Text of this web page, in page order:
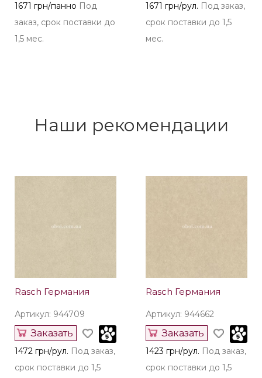
1671 грн/панно Под
заказ, срок поставки до
1,5 мес.
1671 грн/рул. Под заказ,
срок поставки до 1,5
мес.
Наши рекомендации
Rasch Германия
Артикул: 944709
Заказать
1472 грн/рул. Под заказ,
срок поставки до 1,5
Rasch Германия
Артикул: 944662
Заказать
1423 грн/рул. Под заказ,
срок поставки до 1,5